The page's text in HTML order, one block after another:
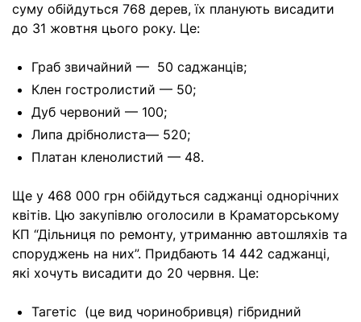
суму обійдуться 768 дерев, їх планують висадити
до 31 жовтня цього року. Це:
Граб звичайний — 50 саджанців;
Клен гостролистий — 50;
Дуб червоний — 100;
Липа дрібнолиста— 520;
Платан кленолистий — 48.
Ще у 468 000 грн обійдуться саджанці однорічних
квітів. Цю закупівлю оголосили в Краматорському
КП “Дільниця по ремонту, утриманню автошляхів та
споруджень на них”. Придбають 14 442 саджанці,
які хочуть висадити до 20 червня. Це:
Тагетіс (це вид чоринобривця) гібридний